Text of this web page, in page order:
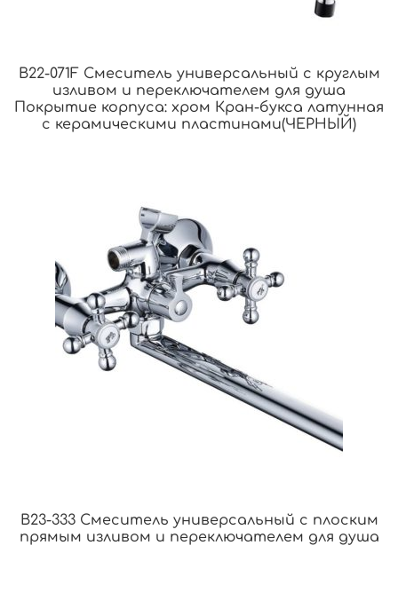
B22-071F Смеситель универсальный с круглым
изливом и переключателем для душа
Покрытие корпуса: хром Кран-букса латунная
с керамическими пластинами(ЧЕРНЫЙ)
B23-333 Смеситель универсальный с плоским
прямым изливом и переключателем для душа